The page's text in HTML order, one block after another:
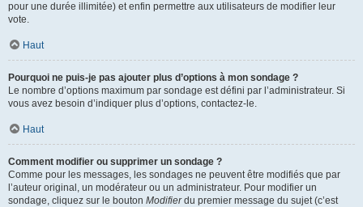
pour une durée illimitée) et enfin permettre aux utilisateurs de modifier leur
vote.
Haut
Pourquoi ne puis-je pas ajouter plus d’options à mon sondage ?
Le nombre d’options maximum par sondage est défini par l’administrateur. Si
vous avez besoin d’indiquer plus d’options, contactez-le.
Haut
Comment modifier ou supprimer un sondage ?
Comme pour les messages, les sondages ne peuvent être modifiés que par
l’auteur original, un modérateur ou un administrateur. Pour modifier un
sondage, cliquez sur le bouton Modifierdu premier message du sujet (c’est